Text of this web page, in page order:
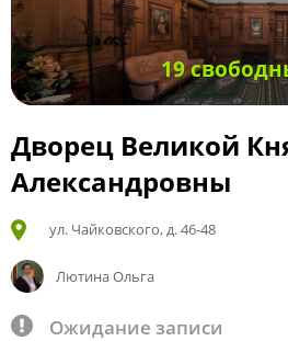
19
Дворец Великой
Александровны
ул. Чайковского, д. 46-48
Лютина Ольга
Ожидание записи